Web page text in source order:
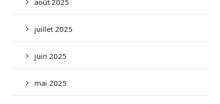
juillet 2025
juin 2025
mai 2025